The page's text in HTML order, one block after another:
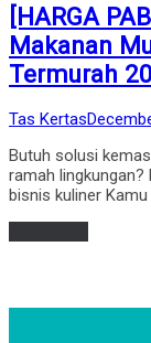
[HARGA
Makanan
Termurah
by
Tas KertasPosted
Butuh solusi
ramah
bisnis kuliner